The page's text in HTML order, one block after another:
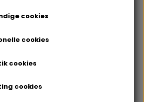
BALANCE
FIDGET
Manden bag.
bag.
cookies
cookies
cookies
cookies